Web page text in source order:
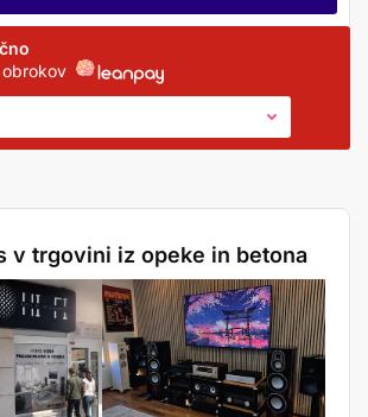
v trgovini iz opeke in betona